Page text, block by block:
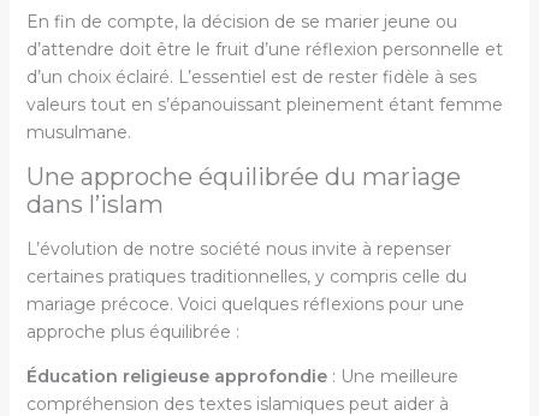
En fin de compte, la décision de se marier jeune ou
d’attendre doit être le fruit d’une réflexion personnelle et
d’un choix éclairé. L’essentiel est de rester fidèle à ses
valeurs tout en s’épanouissant pleinement étant femme
musulmane.
Une approche équilibrée du mariage
dans l’islam
L’évolution de notre société nous invite à repenser
certaines pratiques traditionnelles, y compris celle du
mariage précoce. Voici quelques réflexions pour une
approche plus équilibrée :
Éducation religieuse approfondie: Une meilleure
compréhension des textes islamiques peut aider à